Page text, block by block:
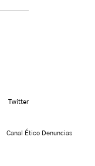
Twitter
Canal Ético Denuncias